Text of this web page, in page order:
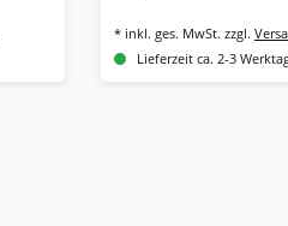
* inkl. ges. MwSt. zzgl.
Lieferzeit ca. 2-3